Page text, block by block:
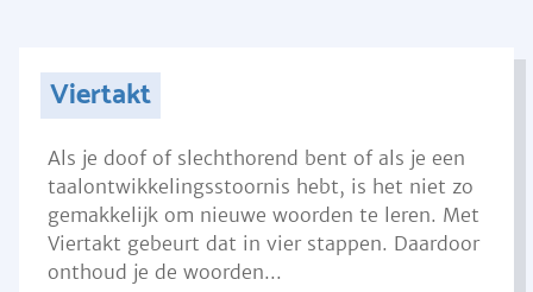
Viertakt
Als je doof of slechthorend bent of als je een
taalontwikkelingsstoornis hebt, is het niet zo
gemakkelijk om nieuwe woorden te leren. Met
Viertakt gebeurt dat in vier stappen. Daardoor
onthoud je de woorden...